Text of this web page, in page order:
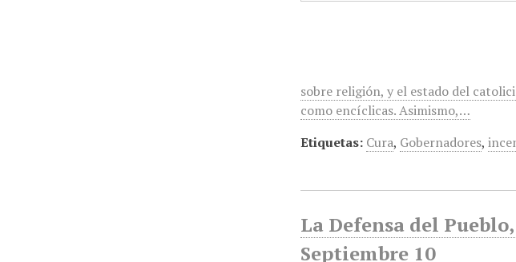
sobre religión, y el estado del
como encíclicas. Asimismo,…
Etiquetas: Cura, Gobernadores,
La Defensa del
Septiembre 10